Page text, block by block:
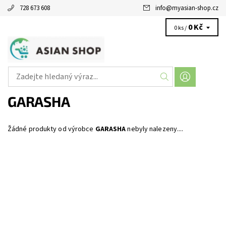
728 673 608 info@myasian-shop.cz
0 ks / 0 Kč
GARASHA
Žádné produkty od výrobce GARASHAnebyly nalezeny....